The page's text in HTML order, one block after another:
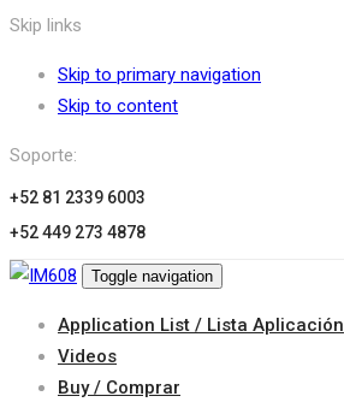
Skip links
Skip to primary navigation
Skip to content
Soporte:
+52 81 2339 6003
+52 449 273 4878
Toggle navigation
Application List / Lista Aplicación
Videos
Buy / Comprar